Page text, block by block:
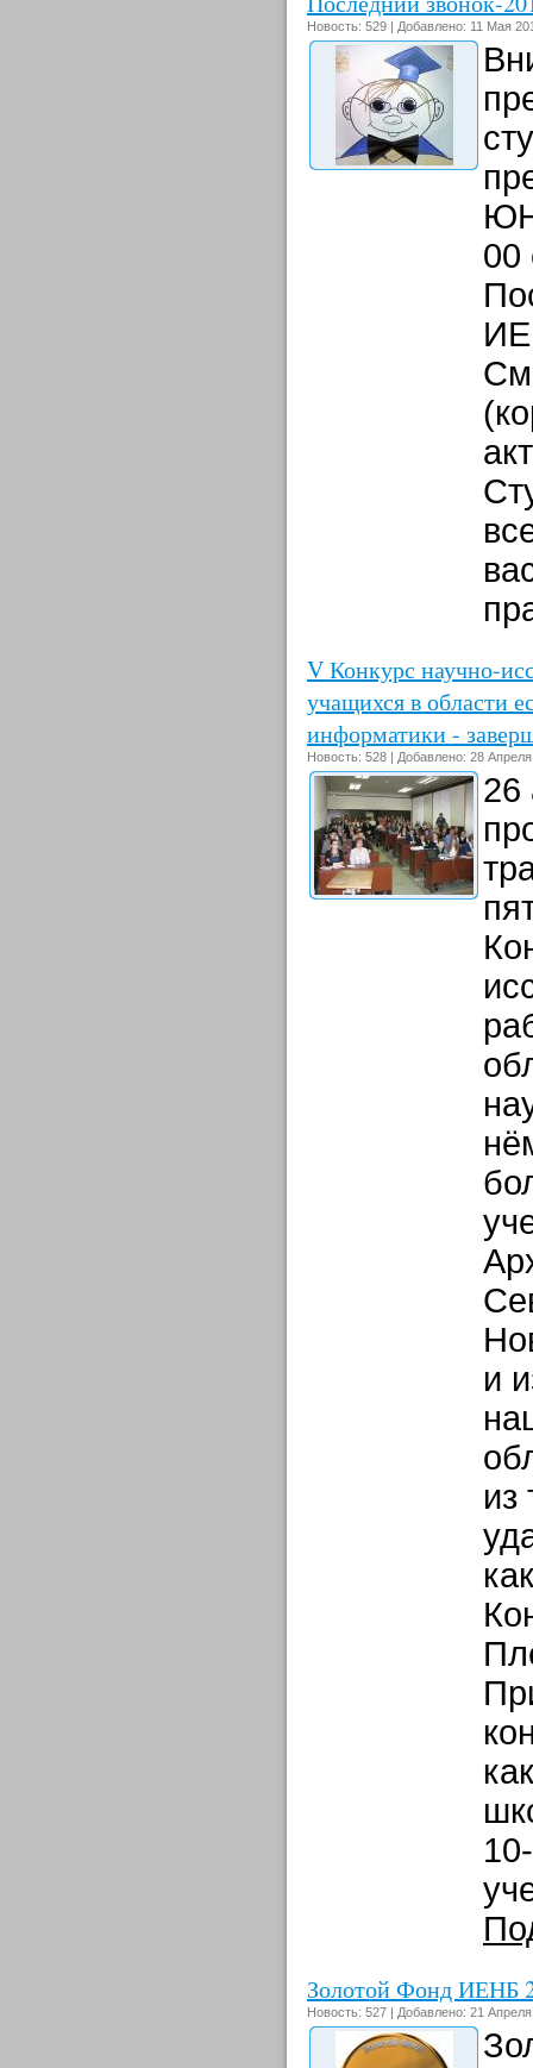
Новость: 529 | Добавлено: 11 Мая
00
V Конкурс научно-
учащихся в области
информатики -
Новость: 528 | Добавлено: 28
26
и
из
Золотой Фонд ИЕНБ
Новость: 527 | Добавлено: 21